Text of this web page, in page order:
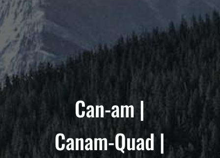
Can-am |
Canam-Quad |